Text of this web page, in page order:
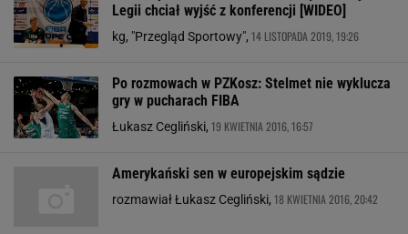
Legii chciał wyjść z konferencji [WIDEO]
kg, "Przegląd Sportowy", 14 LISTOPADA 2019, 19:26
Po rozmowach w PZKosz: Stelmet nie wyklucza
gry w pucharach FIBA
Łukasz Cegliński, 19 KWIETNIA 2016, 16:57
Amerykański sen w europejskim sądzie
rozmawiał Łukasz Cegliński, 18 KWIETNIA 2016, 20:42